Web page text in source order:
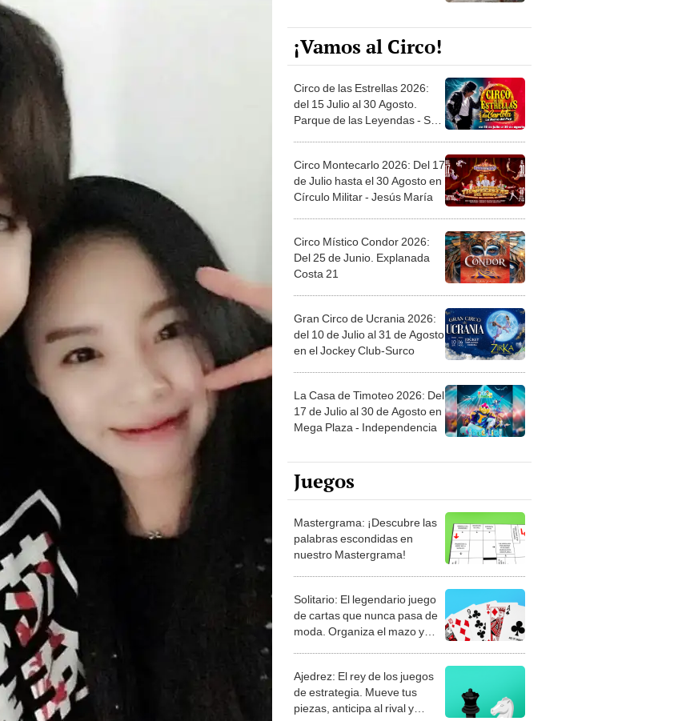
¡Vamos al Circo!
Circo de las Estrellas 2026:
del 15 Julio al 30 Agosto.
Parque de las Leyendas - San
Circo Montecarlo 2026: Del 17
de Julio hasta el 30 Agosto en
Círculo Militar - Jesús María
Circo Místico Condor 2026:
Del 25 de Junio. Explanada
Costa 21
Gran Circo de Ucrania 2026:
del 10 de Julio al 31 de Agosto
en el Jockey Club-Surco
La Casa de Timoteo 2026: Del
17 de Julio al 30 de Agosto en
Mega Plaza - Independencia
Juegos
Mastergrama: ¡Descubre las
palabras escondidas en
nuestro Mastergrama!
Solitario: El legendario juego
de cartas que nunca pasa de
moda. Organiza el mazo y
Ajedrez: El rey de los juegos
de estrategia. Mueve tus
piezas, anticipa al rival y